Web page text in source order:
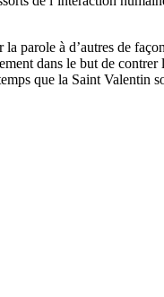
parole à d’autres de
dans le but de
que la Saint Valentin